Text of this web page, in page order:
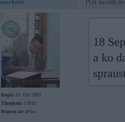
markelis 18. Sep 2008,
Kopš: 28. Oct 2002
Ziņojumi: 13015
Braucu ar: eFku
18
a ko